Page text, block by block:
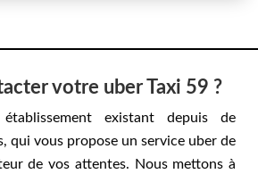
votre uber Taxi 59 ?
existant depuis de
qui vous propose un service uber de
de vos attentes. Nous mettons à